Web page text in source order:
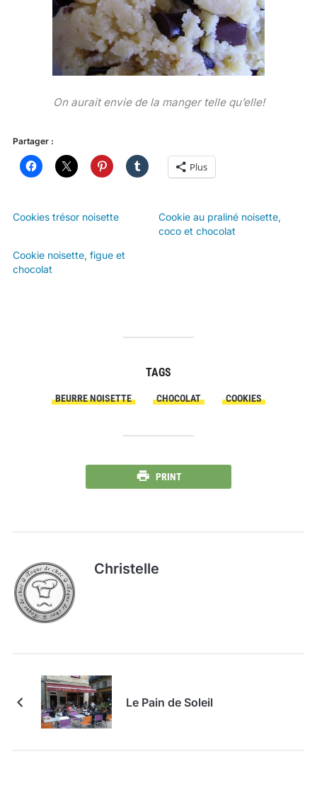
On aurait envie de la manger telle qu’elle!
Partager :
Plus
Cookies trésor noisette
Cookie au praliné noisette,
coco et chocolat
Cookie noisette, figue et
chocolat
TAGS
BEURRE NOISETTE CHOCOLAT COOKIES
PRINT
Christelle
Le Pain de Soleil